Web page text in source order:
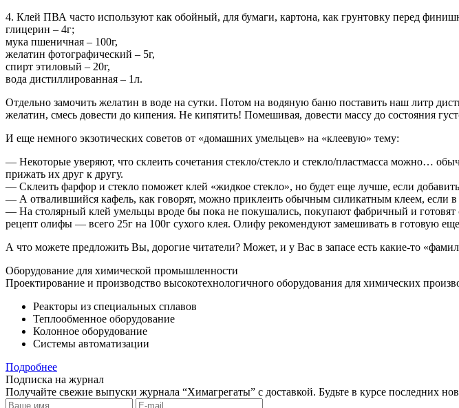
4. Клей ПВА часто используют как обойный, для бумаги, картона, как грунтовку перед
глицерин – 4г;
мука пшеничная – 100г,
желатин фотографический – 5г,
спирт этиловый – 20г,
вода дистиллированная – 1л.
Отдельно замочить желатин в воде на сутки. Потом на водяную баню поставить наш литр
желатин, смесь довести до кипения. Не кипятить! Помешивая, довести массу до состояния
И еще немного экзотических советов от «домашних умельцев» на «клеевую» тему:
— Некоторые уверяют, что склеить сочетания стекло/стекло и стекло/пластмасса можно…
прижать их друг к другу.
— Склеить фарфор и стекло поможет клей «жидкое стекло», но будет еще лучше, если
— А отвалившийся кафель, как говорят, можно приклеить обычным силикатным клеем, если в
— На столярный клей умельцы вроде бы пока не покушались, покупают фабричный и готовят
рецепт олифы — всего 25г на 100г сухого клея. Олифу рекомендуют замешивать в готовую
А что можете предложить Вы, дорогие читатели? Может, и у Вас в запасе есть какие-то
Оборудование для химической промышленности
Проектирование и производство высокотехнологичного оборудования для химических
Реакторы из специальных сплавов
Теплообменное оборудование
Колонное оборудование
Системы автоматизации
Подробнее
Подписка на журнал
Получайте свежие выпуски журнала “Химагрегаты” с доставкой. Будьте в курсе последних